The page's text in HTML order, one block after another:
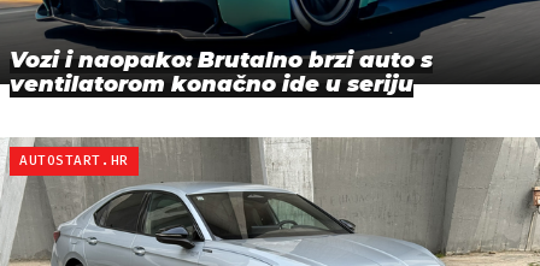
Vozi i naopako: Brutalno brzi auto s
ventilatorom konačno ide u seriju
AUTOSTART.HR